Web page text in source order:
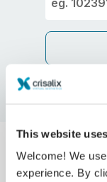
This website
Welcome! We
experience. By